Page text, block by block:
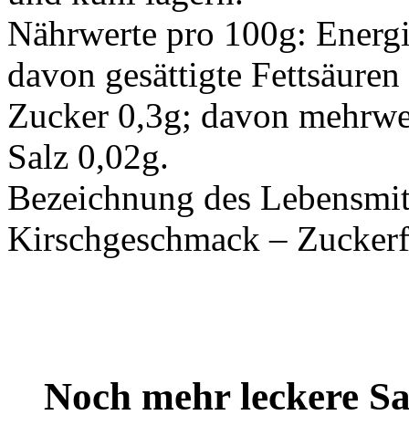
Nährwerte pro 100g:
davon gesättigte
Zucker 0,3g; davon
Salz 0,02g.
Bezeichnung des
Kirschgeschmack –
Noch mehr leckere